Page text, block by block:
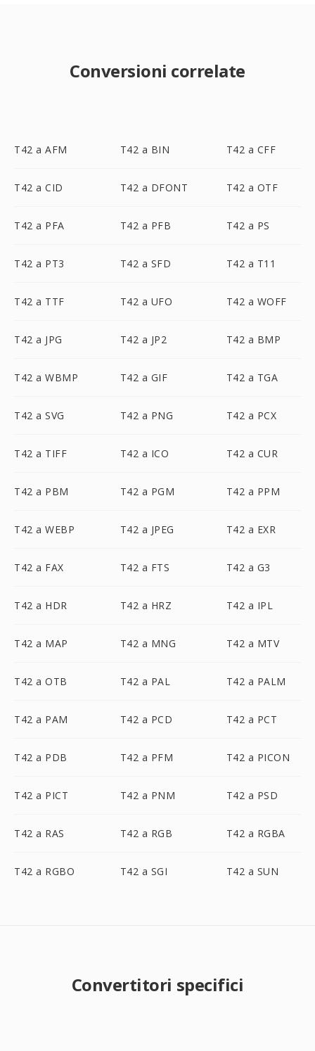
Conversioni correlate
T42 a AFM T42 a BIN T42 a CFF
T42 a CID T42 a DFONT T42 a OTF
T42 a PFA T42 a PFB T42 a PS
T42 a PT3 T42 a SFD T42 a T11
T42 a TTF T42 a UFO T42 a WOFF
T42 a JPG T42 a JP2 T42 a BMP
T42 a WBMP T42 a GIF T42 a TGA
T42 a SVG T42 a PNG T42 a PCX
T42 a TIFF T42 a ICO T42 a CUR
T42 a PBM T42 a PGM T42 a PPM
T42 a WEBP T42 a JPEG T42 a EXR
T42 a FAX T42 a FTS T42 a G3
T42 a HDR T42 a HRZ T42 a IPL
T42 a MAP T42 a MNG T42 a MTV
T42 a OTB T42 a PAL T42 a PALM
T42 a PAM T42 a PCD T42 a PCT
T42 a PDB T42 a PFM T42 a PICON
T42 a PICT T42 a PNM T42 a PSD
T42 a RAS T42 a RGB T42 a RGBA
T42 a RGBO T42 a SGI T42 a SUN
Convertitori specifici